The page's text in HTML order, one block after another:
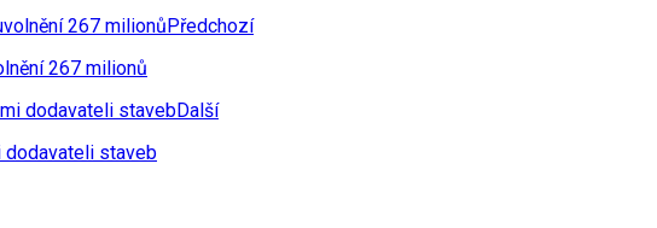
Předchozí
267 milionů
Další
dodavateli staveb